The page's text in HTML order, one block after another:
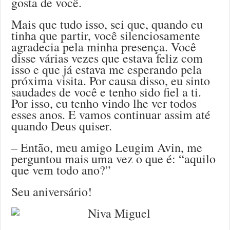
Mais que tudo isso, sei que, quando eu
tinha que partir, você silenciosamente
agradecia pela minha presença. Você
disse várias vezes que estava feliz com
isso e que já estava me esperando pela
próxima visita. Por causa disso, eu sinto
saudades de você e tenho sido fiel a ti.
Por isso, eu tenho vindo lhe ver todos
esses anos. E vamos continuar assim até
quando Deus quiser.
– Então, meu amigo Leugim Avin, me
perguntou mais uma vez o que é: “aquilo
que vem todo ano?”
Seu aniversário!